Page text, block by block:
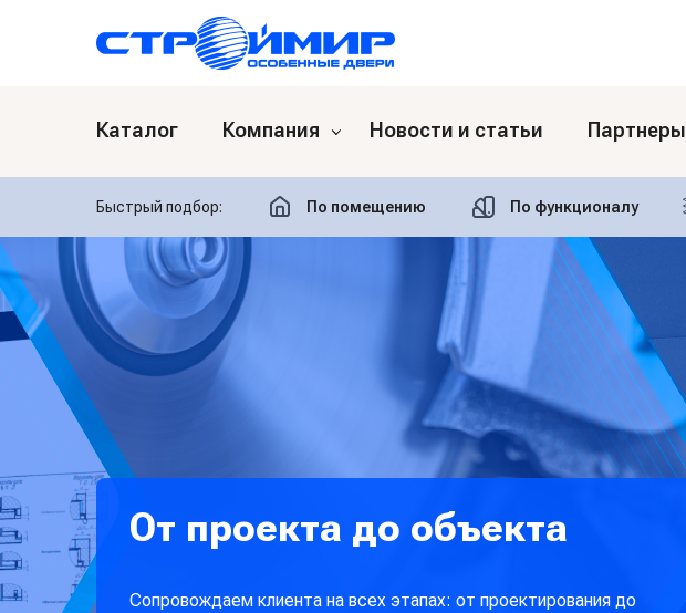
Каталог Компания
О компании
Сертификаты
Гарантия и доставка
Новости и статьи Партнеры
Быстрый подбор: По помещению По функционалу
От проекта до объекта
Сопровождаем клиента на всех этапах: от проектирования до